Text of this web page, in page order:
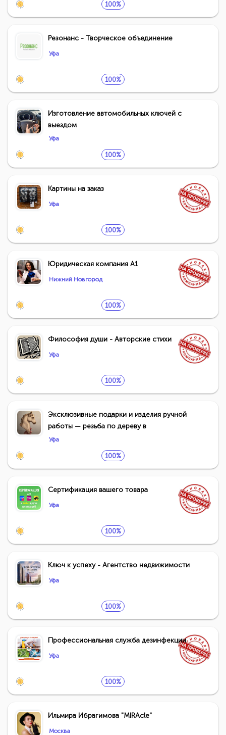
100%
Резонанс - Творческое объединение
Уфа
100%
Изготовление автомобильных ключей с
выездом
Уфа
100%
Картины на заказ
Уфа
100%
Юридическая компания А1
Нижний Новгород
100%
Философия души - Авторские стихи
Уфа
100%
Эксклюзивные подарки и изделия ручной
работы — резьба по дереву в
Уфа
100%
Сертификация вашего товара
Уфа
100%
Ключ к успеху - Агентство недвижимости
Уфа
100%
Профессиональная служба дезинфекции
Уфа
100%
Ильмира Ибрагимова "MIRAcle"
Москва